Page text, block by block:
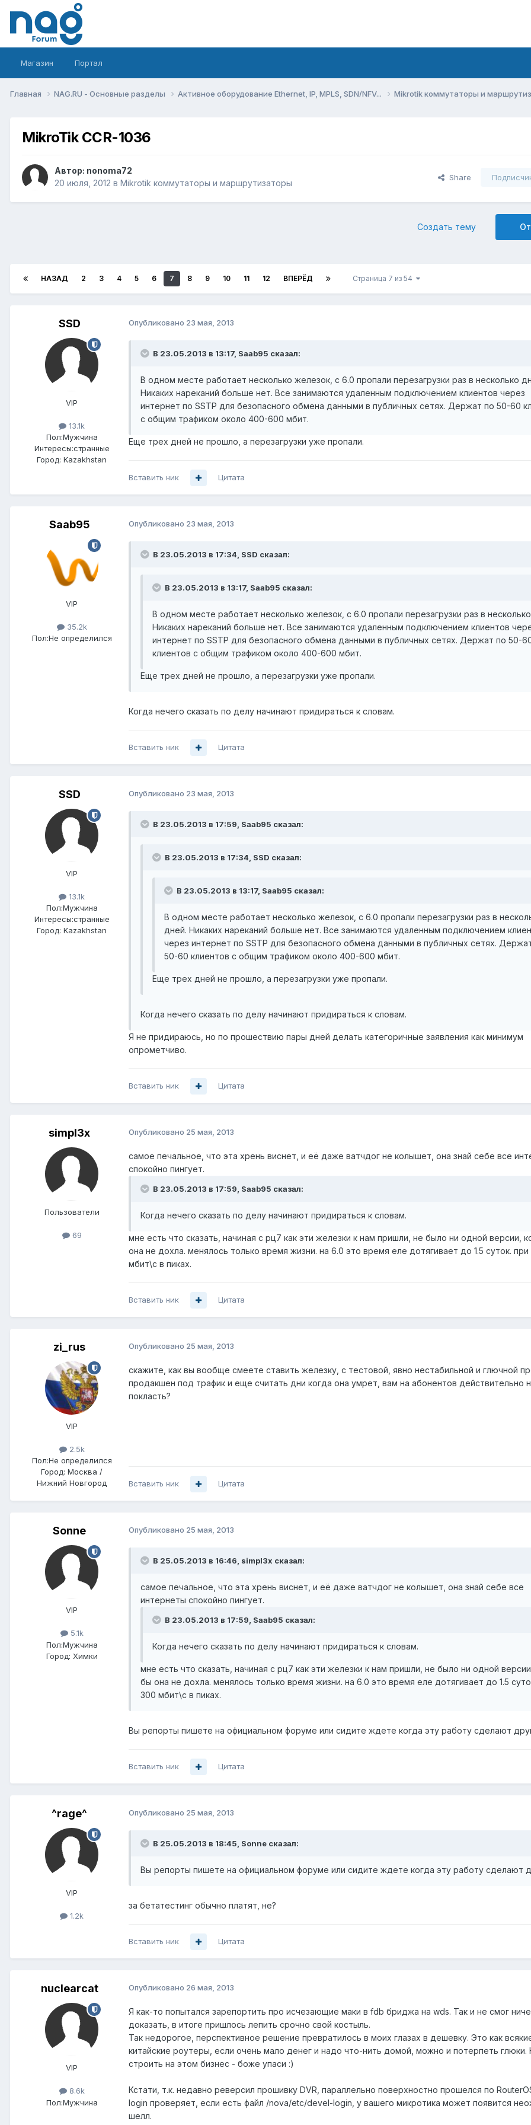
Магазин Портал
Главная NAG.RU - Основные разделы Активное оборудование Ethernet, IP, MPLS, SDN/NFV... Mikrotik коммутаторы и
MikroTik CCR-1036
Автор: nonoma72
20 июля, 2012 в Mikrotik коммутаторы и маршрутизаторы
Share
Создать тему
НАЗАД 2 3 4 5 6 7 8 9 10 11 12 ВПЕРЁД Страница 7 из 54
SSD
VIP
13.1k
Пол:Мужчина
Интересы:странные
Город: Kazakhstan
Опубликовано 23 мая, 2013
В 23.05.2013 в 13:17, Saab95 сказал:
В одном месте работает несколько железок, с 6.0 пропали перезагрузки раз в несколько
Никаких нареканий больше нет. Все занимаются удаленным подключением клиентов через
интернет по SSTP для безопасного обмена данными в публичных сетях. Держат по 50-60
с общим трафиком около 400-600 мбит.
Еще трех дней не прошло, а перезагрузки уже пропали.
Вставить ник Цитата
Saab95
VIP
35.2k
Пол:Не определился
Опубликовано 23 мая, 2013
В 23.05.2013 в 17:34, SSD сказал:
В 23.05.2013 в 13:17, Saab95 сказал:
В одном месте работает несколько железок, с 6.0 пропали перезагрузки раз в
Никаких нареканий больше нет. Все занимаются удаленным подключением клиентов
интернет по SSTP для безопасного обмена данными в публичных сетях. Держат по 50-
клиентов с общим трафиком около 400-600 мбит.
Еще трех дней не прошло, а перезагрузки уже пропали.
Когда нечего сказать по делу начинают придираться к словам.
Вставить ник Цитата
SSD
VIP
13.1k
Пол:Мужчина
Интересы:странные
Город: Kazakhstan
Опубликовано 23 мая, 2013
В 23.05.2013 в 17:59, Saab95 сказал:
В 23.05.2013 в 17:34, SSD сказал:
В 23.05.2013 в 13:17, Saab95 сказал:
В одном месте работает несколько железок, с 6.0 пропали перезагрузки раз в
дней. Никаких нареканий больше нет. Все занимаются удаленным подключением
через интернет по SSTP для безопасного обмена данными в публичных сетях.
50-60 клиентов с общим трафиком около 400-600 мбит.
Еще трех дней не прошло, а перезагрузки уже пропали.
Когда нечего сказать по делу начинают придираться к словам.
Я не придираюсь, но по прошествию пары дней делать категоричные заявления как минимум
опрометчиво.
Вставить ник Цитата
simpl3x
Пользователи
69
Опубликовано 25 мая, 2013
самое печальное, что эта хрень виснет, и её даже ватчдог не колышет, она знай себе все
спокойно пингует.
В 23.05.2013 в 17:59, Saab95 сказал:
Когда нечего сказать по делу начинают придираться к словам.
мне есть что сказать, начиная с рц7 как эти железки к нам пришли, не было ни одной версии,
она не дохла. менялось только время жизни. на 6.0 это время еле дотягивает до 1.5 суток. при
мбит\с в пиках.
Вставить ник Цитата
zi_rus
VIP
2.5k
Пол:Не определился
Город: Москва /
Нижний Новгород
Опубликовано 25 мая, 2013
скажите, как вы вообще смеете ставить железку, с тестовой, явно нестабильной и глючной
продакшен под трафик и еще считать дни когда она умрет, вам на абонентов действительно
покласть?
Вставить ник Цитата
Sonne
VIP
5.1k
Пол:Мужчина
Город: Химки
Опубликовано 25 мая, 2013
В 25.05.2013 в 16:46, simpl3x сказал:
самое печальное, что эта хрень виснет, и её даже ватчдог не колышет, она знай себе все
интернеты спокойно пингует.
В 23.05.2013 в 17:59, Saab95 сказал:
Когда нечего сказать по делу начинают придираться к словам.
мне есть что сказать, начиная с рц7 как эти железки к нам пришли, не было ни одной
бы она не дохла. менялось только время жизни. на 6.0 это время еле дотягивает до 1.5
300 мбит\с в пиках.
Вы репорты пишете на официальном форуме или сидите ждете когда эту работу сделают
Вставить ник Цитата
^rage^
VIP
1.2k
Опубликовано 25 мая, 2013
В 25.05.2013 в 18:45, Sonne сказал:
Вы репорты пишете на официальном форуме или сидите ждете когда эту работу сделают
за бетатестинг обычно платят, не?
Вставить ник Цитата
nuclearcat
VIP
8.6k
Пол:Мужчина
Опубликовано 26 мая, 2013
Я как-то попытался зарепортить про исчезающие маки в fdb бриджа на wds. Так и не смог
доказать, в итоге пришлось лепить срочно свой костыль.
Так недорогое, перспективное решение превратилось в моих глазах в дешевку. Это как
китайские роутеры, если очень мало денег и надо что-нить домой, можно и потерпеть глюки.
строить на этом бизнес - боже упаси :)
Кстати, т.к. недавно реверсил прошивку DVR, параллельно поверхностно прошелся по
login проверяет, если есть файл /nova/etc/devel-login, у вашего микротика может появится
шелл.